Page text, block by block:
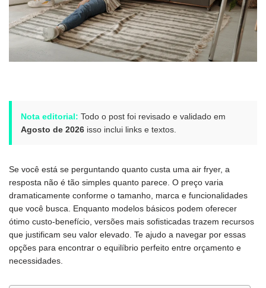
Nota editorial: Todo o post foi revisado e validado em
Agosto de 2026 isso inclui links e textos.
Se você está se perguntando quanto custa uma air fryer, a
resposta não é tão simples quanto parece. O preço varia
dramaticamente conforme o tamanho, marca e funcionalidades
que você busca. Enquanto modelos básicos podem oferecer
ótimo custo-benefício, versões mais sofisticadas trazem recursos
que justificam seu valor elevado. Te ajudo a navegar por essas
opções para encontrar o equilíbrio perfeito entre orçamento e
necessidades.